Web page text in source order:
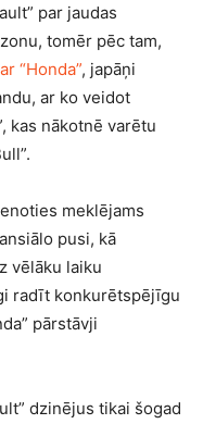
par jaudas
tomēr pēc tam,
“Honda”, japāņi
ar ko veidot
kas nākotnē varētu
meklējams
pusi, kā
vēlāku laiku
radīt konkurētspējīgu
pārstāvji
dzinējus tikai šogad